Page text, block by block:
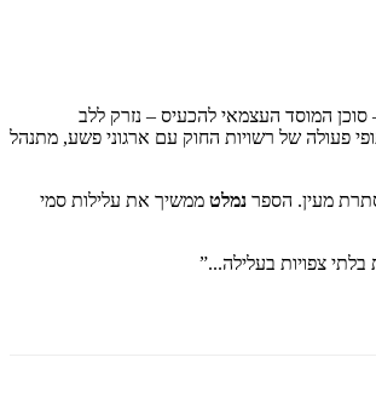
סוכן המוסד העצמאי להכעיס – נזרק ללב
פעולה של רשויות החוק עם ארגוני פשע, מתנהל
מעין. הספר נמלט ממשיך את עלילות סמי
צפויות בעלילה...”